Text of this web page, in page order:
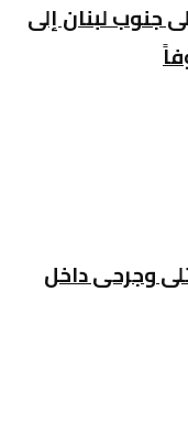
جنوب لبنان إلى
وجرحى داخل